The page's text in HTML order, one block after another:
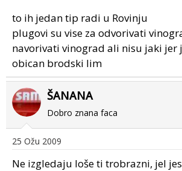
to ih jedan tip radi u Rovinju
plugovi su vise za odvorivati
navorivati vinograd ali nisu jaki jer
obican brodski lim
ŠANANA
Dobro znana faca
25 Ožu 2009
Ne izgledaju loše ti trobrazni, jel